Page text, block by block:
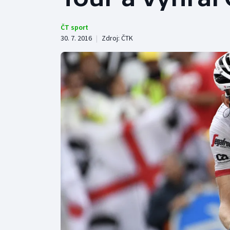
Curling
Florbal
Futsal
Golf
Gymnastika
ČT sport
30. 7. 2016 | Zdroj: ČTK